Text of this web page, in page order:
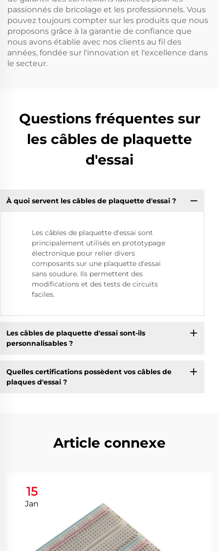
passionnés de bricolage et les professionnels. Vous
pouvez toujours compter sur les produits que nous
proposons grâce à la garantie de confiance que
nous avons établie avec nos clients au fil des
années, fondée sur l'innovation et l'excellence dans
le secteur.
Questions fréquentes sur
les câbles de plaquette
d'essai
À quoi servent les câbles de plaquette d'essai ?
Les câbles de plaquette d'essai sont
principalement utilisés en prototypage
électronique pour relier divers
composants sur une plaquette d'essai
sans soudure. Ils permettent des
modifications et des tests de circuits
faciles.
Les câbles de plaquette d'essai sont-ils
personnalisables ?
Quelles certifications possèdent vos câbles de
plaques d'essai ?
Article connexe
15
Jan